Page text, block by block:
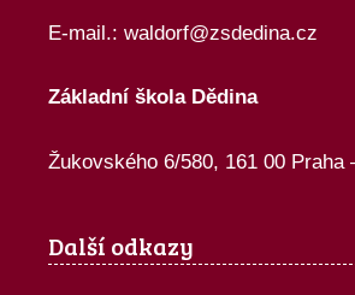
E-mail.: waldorf@zsdedina.cz
Základní škola Dědina
Žukovského 6/580, 161 00 Praha
Další odkazy